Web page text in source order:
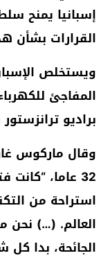
إسبانيا يمنح
القرارات بشأن
ويستخلص
المفاجئ
براديو
وقال ماركوس
32 عاما،
استراحة من
العالم. (…)
الجائحة، بدا